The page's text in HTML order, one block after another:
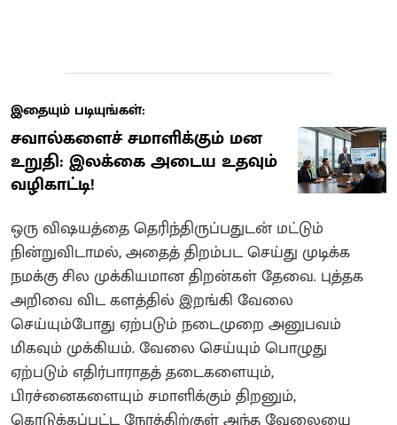
இதையும் படியுங்கள்:
சவால்களைச் சமாளிக்கும் மன
உறுதி: இலக்கை அடைய உதவும்
வழிகாட்டி!
ஒரு விஷயத்தை தெரிந்திருப்பதுடன் மட்டும்
நின்றுவிடாமல், அதைத் திறம்பட செய்து முடிக்க
நமக்கு சில முக்கியமான திறன்கள் தேவை. புத்தக
அறிவை விட களத்தில் இறங்கி வேலை
செய்யும்போது ஏற்படும் நடைமுறை அனுபவம்
மிகவும் முக்கியம். வேலை செய்யும் பொழுது
ஏற்படும் எதிர்பாராதத் தடைகளையும்,
பிரச்னைகளையும் சமாளிக்கும் திறனும்,